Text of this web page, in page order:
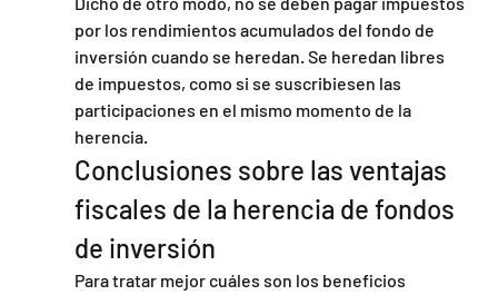
por los rendimientos acumulados del fondo de
inversión cuando se heredan. Se heredan libres
de impuestos, como si se suscribiesen las
participaciones en el mismo momento de la
herencia.
Conclusiones sobre las ventajas
fiscales de la herencia de fondos
de inversión
Para tratar mejor cuáles son los beneficios